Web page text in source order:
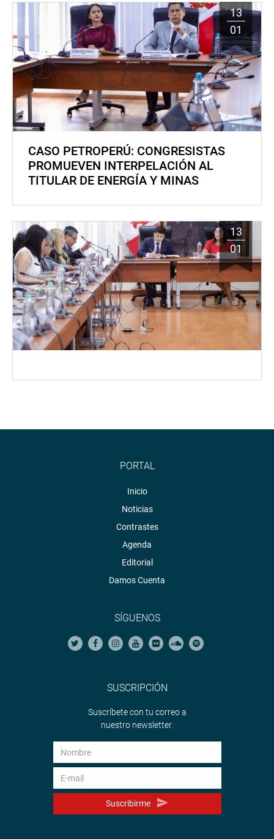
13
01
CASO PETROPERÚ: CONGRESISTAS
PROMUEVEN INTERPELACIÓN AL
TITULAR DE ENERGÍA Y MINAS
13
01
PORTAL
Inicio
Noticias
Contrastes
Agenda
Editorial
Damos Cuenta
SÍGUENOS
SUSCRIPCIÓN
Suscríbete con tu correo a
nuestro newsletter.
Suscribirme